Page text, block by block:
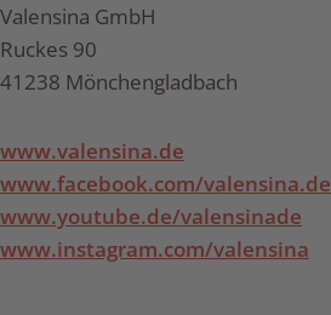
Valensina GmbH
Ruckes 90
41238 Mönchengladbach
www.valensina.de
www.facebook.com/valensina.de
www.youtube.de/valensinade
www.instagram.com/valensina